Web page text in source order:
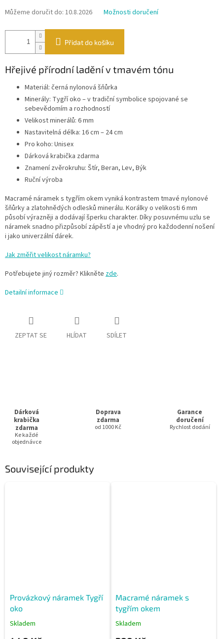
Můžeme doručit do: 10.8.2026 Možnosti doručení
Přidat do košíku
Hřejivé přírodní ladění v tmavém tónu
Materiál: černá nylonová šňůrka
Minerály: Tygří oko – v tradiční symbolice spojované se
sebevědomím a rozhodností
Velikost minerálů: 6 mm
Nastavitelná délka: 16 cm – 24 cm
Pro koho: Unisex
Dárková krabička zdarma
Znamení zvěrokruhu: Štír, Beran, Lev, Býk
Ruční výroba
Macramé náramek s tygřím okem vyniká kontrastem tmavé nylonové
šňůrky a zlatohnědých odlesků minerálu. Korálky o velikosti 6 mm
působí výrazněji a dodávají šperku charakter. Díky posuvnému uzlu se
náramek snadno přizpůsobí zápěstí a je vhodný pro každodenní nošení
i jako univerzální dárek.
Jak změřit velikost náramku?
Potřebujete jiný rozměr? Klikněte zde.
Detailní informace
ZEPTAT SE HLÍDAT SDÍLET
Dárková
krabička
zdarma
Ke každé
objednávce
Doprava
zdarma
od 1000 Kč
Garance
doručení
Rychlost dodání
Související produkty
Provázkový náramek Tygří
oko
Skladem
Macramé náramek s
tygřím okem
Skladem